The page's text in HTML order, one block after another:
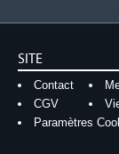
SITE
Contact
CGV
Paramètres